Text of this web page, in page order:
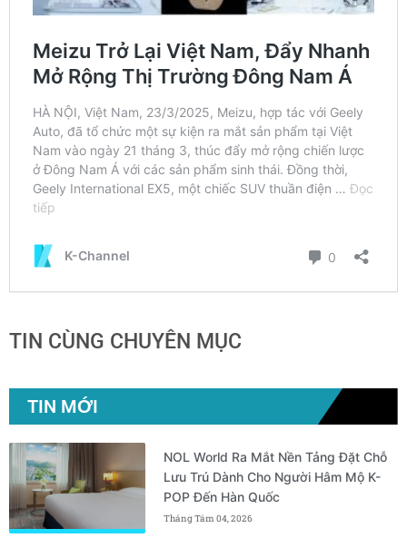
TIN CÙNG CHUYÊN MỤC
TIN MỚI
NOL World Ra Mắt Nền Tảng Đặt Chỗ
Lưu Trú Dành Cho Người Hâm Mộ K-
POP Đến Hàn Quốc
Tháng Tám 04, 2026